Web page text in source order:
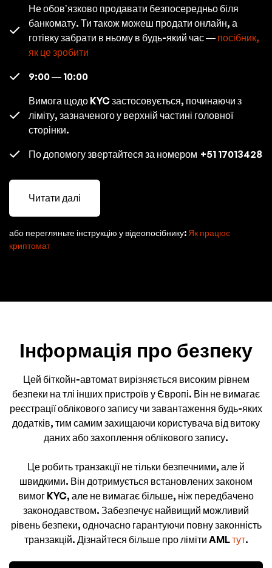
Не обов’язково продавати безпосередньо біля
банкомату. Ти також можеш продати онлайн, а
готівку забрати в ньому в будь-який час — посібник,
як це зробити
9:00 — 10:00
Вимога щодо KYC застосовується, починаючи з
ліміту, зазначеного у верхній частині головної
сторінки.
По допомогу звертайтеся за номером +51 17013428
Читати далі
або перегляньте інструкцію у відеопосібнику: Як працює
криптомат
Інформація про безпеку
Цей біткойн-автомат вирізняється високим рівнем
безпеки на тлі інших пристроїв у Європі. Він не вимагає
реєстрації облікового запису чи завантаження будь-яких
додатків, тим самим захищаючи користувача від витоку
даних або захоплення облікового запису.
Це робить транзакції не тільки безпечними, але й
швидкими. Він дотримується встановлених законом
вимог KYC, але не вимагає більше, ніж передбачено
законодавством. Забезпечує найвищий можливий
рівень безпеки, одночасно гарантуючи повну законність
транзакцій. Дізнайтеся більше про ліміти AMLтут.